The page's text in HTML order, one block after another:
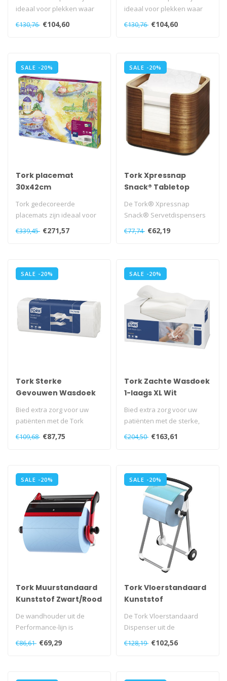
ideaal voor plekken waar
lichte maaltijden of snacks
wor..
€130,76 €104,60
ideaal voor plekken waar
lichte maaltijden of snacks
wor..
€130,76 €104,60
SALE -20%
Tork placemat
30x42cm
Tork gedecoreerde
placemats zijn ideaal voor
informele restaurants...
€339,45 €271,57
SALE -20%
Tork Xpressnap
Snack® Tabletop
walnoot (N10)
De Tork® Xpressnap
Snack® Servetdispensers
vormen de ideale oplossing
voor res..
€77,74 €62,19
SALE -20%
Tork Sterke
Gevouwen Wasdoek
6-laags Wit H3
Bied extra zorg voor uw
patiënten met de Tork
Advanced Wasdoek, ideaal
voor het..
€109,68 €87,75
SALE -20%
Tork Zachte Wasdoek
1-laags XL Wit
Bied extra zorg voor uw
patiënten met de sterke,
zachte Tork Premium
Wasdoek Pr..
€204,50 €163,61
SALE -20%
Tork Muurstandaard
Kunststof Zwart/Rood
De wandhouder uit de
Performance-lijn is
en betrouw..
€86,61 €69,29
SALE -20%
Tork Vloerstandaard
Kunststof
De Tork Vloerstandaard
Dispenser uit de
ontwikkeld voor veil..
€128,19 €102,56